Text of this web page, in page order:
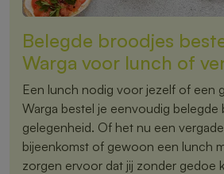
Belegde broodjes
Warga voor lunch of
Een lunch nodig voor jezelf of een
Warga bestel je eenvoudig belegde
gelegenheid. Of het nu een
bijeenkomst of gewoon een lunch
zorgen ervoor dat jij zonder gedoe